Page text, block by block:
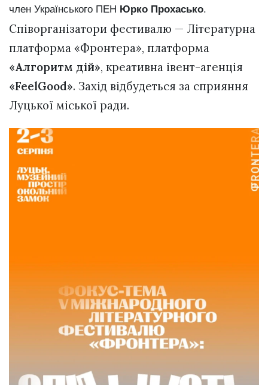
член Українського ПЕН Юрко Прохасько.
Співорганізатори фестивалю — Літературна
платформа «Фронтера», платформа
«Алгоритм дій», креативна івент-агенція
«FeelGood». Захід відбудеться за сприяння
Луцької міської ради.